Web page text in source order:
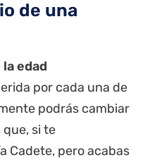
de una
edad
por cada una de
podrás cambiar
que, si te
Cadete, pero acabas